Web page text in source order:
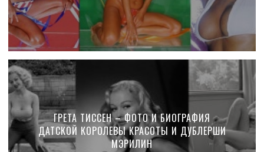
ГРЕТА ТИССЕН – ФОТО И БИОГРАФИЯ
ДАТСКОЙ КОРОЛЕВЫ КРАСОТЫ И ДУБЛЕРШИ
МЭРИЛИН